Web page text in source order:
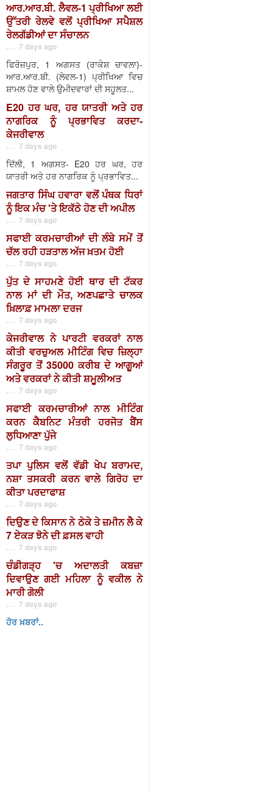
ਆਰ.ਆਰ.ਬੀ. ਲੈਵਲ-1 ਪ੍ਰੀਖਿਆ ਲਈ
ਉੱਤਰੀ ਰੇਲਵੇ ਵਲੋਂ ਪ੍ਰੀਖਿਆ ਸਪੈਸ਼ਲ
ਰੇਲਗੱਡੀਆਂ ਦਾ ਸੰਚਾਲਨ
. . . 7 days ago
ਫਿਰੋਜ਼ਪੁਰ, 1 ਅਗਸਤ (ਰਾਕੇਸ਼ ਚਾਵਲਾ)-
ਆਰ.ਆਰ.ਬੀ. (ਲੇਵਲ-1) ਪ੍ਰੀਖਿਆ ਵਿਚ
ਸ਼ਾਮਲ ਹੋਣ ਵਾਲੇ ਉਮੀਦਵਾਰਾਂ ਦੀ ਸਹੂਲਤ...
E20 ਹਰ ਘਰ, ਹਰ ਯਾਤਰੀ ਅਤੇ ਹਰ
ਨਾਗਰਿਕ ਨੂੰ ਪ੍ਰਭਾਵਿਤ ਕਰਦਾ-
ਕੇਜਰੀਵਾਲ
. . . 7 days ago
ਦਿੱਲੀ, 1 ਅਗਸਤ- E20 ਹਰ ਘਰ, ਹਰ
ਯਾਤਰੀ ਅਤੇ ਹਰ ਨਾਗਰਿਕ ਨੂੰ ਪ੍ਰਭਾਵਿਤ...
ਜਗਤਾਰ ਸਿੰਘ ਹਵਾਰਾ ਵਲੋਂ ਪੰਥਕ ਧਿਰਾਂ
ਨੂੰ ਇਕ ਮੰਚ 'ਤੇ ਇਕੱਠੇ ਹੋਣ ਦੀ ਅਪੀਲ
. . . 7 days ago
ਸਫਾਈ ਕਰਮਚਾਰੀਆਂ ਦੀ ਲੰਬੇ ਸਮੇਂ ਤੋਂ
ਚੱਲ ਰਹੀ ਹੜਤਾਲ ਅੱਜ ਖ਼ਤਮ ਹੋਈ
. . . 7 days ago
ਪੁੱਤ ਦੇ ਸਾਹਮਣੇ ਹੋਈ ਥਾਰ ਦੀ ਟੱਕਰ
ਨਾਲ ਮਾਂ ਦੀ ਮੌਤ, ਅਣਪਛਾਤੇ ਚਾਲਕ
ਖ਼ਿਲਾਫ਼ ਮਾਮਲਾ ਦਰਜ
. . . 7 days ago
ਕੇਜਰੀਵਾਲ ਨੇ ਪਾਰਟੀ ਵਰਕਰਾਂ ਨਾਲ
ਕੀਤੀ ਵਰਚੁਅਲ ਮੀਟਿੰਗ ਵਿਚ ਜ਼ਿਲ੍ਹਾ
ਸੰਗਰੂਰ ਤੋਂ 35000 ਕਰੀਬ ਦੇ ਆਗੂਆਂ
ਅਤੇ ਵਰਕਰਾਂ ਨੇ ਕੀਤੀ ਸ਼ਮੂਲੀਅਤ
. . . 7 days ago
ਸਫਾਈ ਕਰਮਚਾਰੀਆਂ ਨਾਲ ਮੀਟਿੰਗ
ਕਰਨ ਕੈਬਨਿਟ ਮੰਤਰੀ ਹਰਜੋਤ ਬੈਂਸ
ਲੁਧਿਆਣਾ ਪੁੱਜੇ
. . . 7 days ago
ਤਪਾ ਪੁਲਿਸ ਵਲੋਂ ਵੱਡੀ ਖੇਪ ਬਰਾਮਦ,
ਨਸ਼ਾ ਤਸਕਰੀ ਕਰਨ ਵਾਲੇ ਗਿਰੋਹ ਦਾ
ਕੀਤਾ ਪਰਦਾਫਾਸ਼
. . . 7 days ago
ਦਿਉਣ ਦੇ ਕਿਸਾਨ ਨੇ ਠੇਕੇ ਤੇ ਜ਼ਮੀਨ ਲੈ ਕੇ
7 ਏਕੜ ਝੋਨੇ ਦੀ ਫ਼ਸਲ ਵਾਹੀ
. . . 7 days ago
ਚੰਡੀਗੜ੍ਹ 'ਚ ਅਦਾਲਤੀ ਕਬਜ਼ਾ
ਦਿਵਾਉਣ ਗਈ ਮਹਿਲਾ ਨੂੰ ਵਕੀਲ ਨੇ
ਮਾਰੀ ਗੋਲੀ
. . . 7 days ago
ਹੋਰ ਖ਼ਬਰਾਂ..